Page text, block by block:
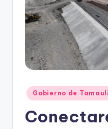
Publicado
en
Gobierno de